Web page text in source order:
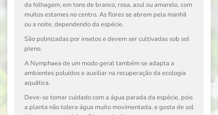
da folhagem, em tons de branco, rosa, azul ou amarelo, com
muitos estames no centro. As flores se abrem pela manhã
ou a noite, dependendo da espécie.
São polinizadas por insetos e devem ser cultivadas sob sol
pleno.
A Nymphaea de um modo geral também se adapta a
ambientes poluídos e auxiliar na recuperação da ecologia
aquática.
Deve-se tomar cuidado com a água parada da espécie, pois
a planta não tolera água muito movimentada, e gosta de sol